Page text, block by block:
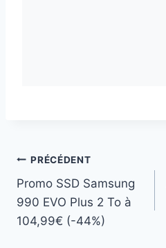
Navigation
de
l’article
PRÉCÉDENT
Promo SSD Samsung
990 EVO Plus 2 To à
104,99€ (-44%)